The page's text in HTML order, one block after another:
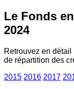
Le Fonds
2024
Retrouvez en
de répartition des
2015 2016 2017